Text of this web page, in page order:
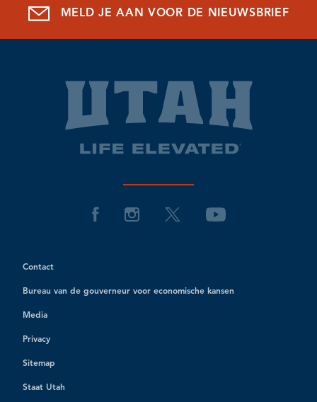
MELD JE AAN VOOR DE NIEUWSBRIEF
Contact
Bureau van de gouverneur voor economische kansen
Media
Privacy
Sitemap
Staat Utah